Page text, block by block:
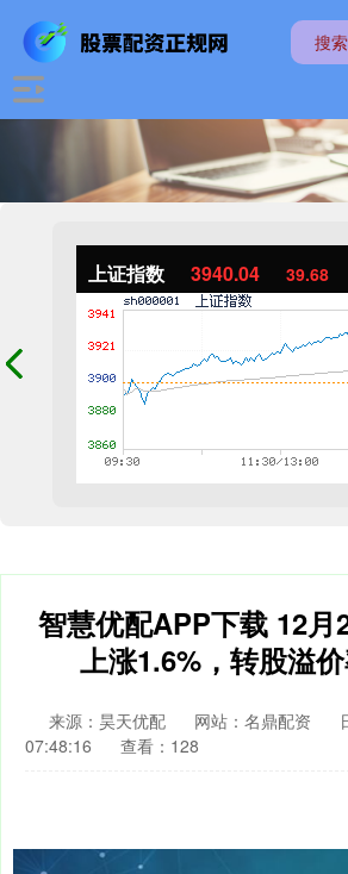
上证指数 3940.04 39.68
智慧优配APP下载 12月
上涨1.6%，转股溢
来源：昊天优配 网站：名鼎配资
07:48:16
查看：128